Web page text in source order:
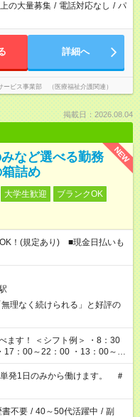
の大量募集 / 電話対応なし / パ
詳細へ
ビス事業部 （医療福祉介護関連）
掲載日：2026.08.04
NEW
など選べる勤務
詰め
大学生歓迎
ブランクOK
！(規定あり) ■現金日払いも
理なく続けられる」と好評の
17：00～22：00 ・13：00～
発1日のみから働けます。 ＃
書不要 / 40～50代活躍中 / 副